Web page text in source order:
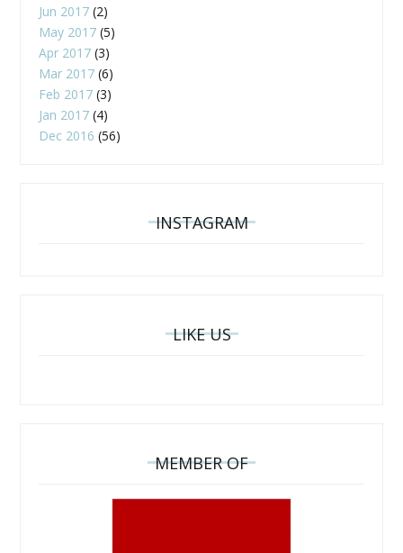
Jun 2017 (2)
May 2017 (5)
Apr 2017 (3)
Mar 2017 (6)
Feb 2017 (3)
Jan 2017 (4)
Dec 2016 (56)
INSTAGRAM
LIKE US
MEMBER OF